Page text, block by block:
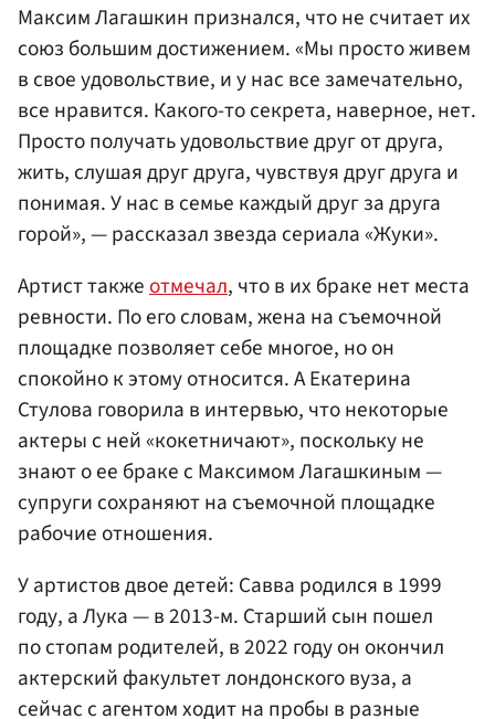
Максим Лагашкин признался, что не считает их
союз большим достижением. «Мы просто живем
в свое удовольствие, и у нас все замечательно,
все нравится. Какого-то секрета, наверное, нет.
Просто получать удовольствие друг от друга,
жить, слушая друг друга, чувствуя друг друга и
понимая. У нас в семье каждый друг за друга
горой», — рассказал звезда сериала «Жуки».
Артист такжеотмечал, что в их браке нет места
ревности. По его словам, жена на съемочной
площадке позволяет себе многое, но он
спокойно к этому относится. А Екатерина
Стулова говорила в интервью, что некоторые
актеры с ней «кокетничают», поскольку не
знают о ее браке с Максимом Лагашкиным —
супруги сохраняют на съемочной площадке
рабочие отношения.
У артистов двое детей: Савва родился в 1999
году, а Лука — в 2013-м. Старший сын пошел
по стопам родителей, в 2022 году он окончил
актерский факультет лондонского вуза, а
сейчас с агентом ходит на пробы в разные